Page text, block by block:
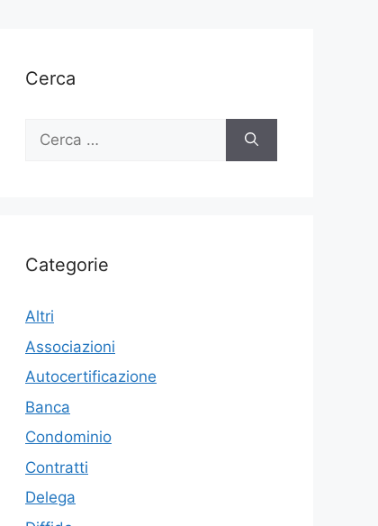
Cerca
Ricerca
Categorie
Altri
Associazioni
Autocertificazione
Banca
Condominio
Contratti
Delega